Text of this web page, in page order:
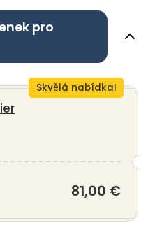
pro
Skvělá nabídka!
81,00 €